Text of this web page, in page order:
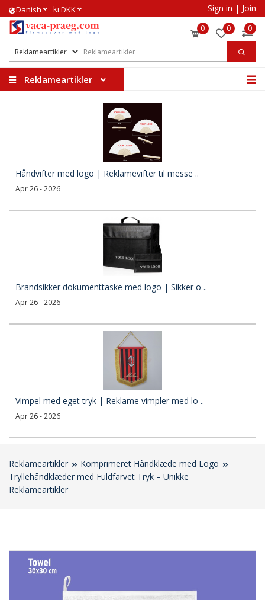
​Danish krDKK Sign in | Join
0 0 0
Reklameartikler
Håndvifter med logo | Reklamevifter til messe ..
Apr 26 - 2026
Brandsikker dokumenttaske med logo | Sikker o ..
Apr 26 - 2026
Vimpel med eget tryk | Reklame vimpler med lo ..
Apr 26 - 2026
Reklameartikler
Komprimeret Håndklæde med Logo
Tryllehåndklæder med Fuldfarvet Tryk – Unikke
Reklameartikler